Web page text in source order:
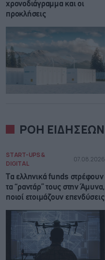
χρονοδιάγραμμα και οι
προκλήσεις
ΡΟΗ ΕΙΔΗΣΕΩΝ
START-UPS &
DIGITAL
07.08.2026
Τα ελληνικά funds στρέφουν
τα “ραντάρ” τους στην Άμυνα,
ποιοί ετοιμάζουν επενδύσεις